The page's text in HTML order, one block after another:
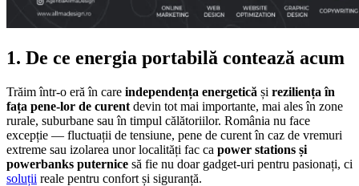
1. De ce energia portabilă contează acum
Trăim într-o eră în care independența energetică și reziliența în
fața pene‑lor de curent devin tot mai importante, mai ales în zone
rurale, suburbane sau în timpul călătoriilor. România nu face
excepție — fluctuații de tensiune, pene de curent în caz de vremuri
extreme sau izolarea unor localități fac ca power stations și
powerbanks puternice să fie nu doar gadget-uri pentru pasionați, ci
soluții reale pentru confort și siguranță.